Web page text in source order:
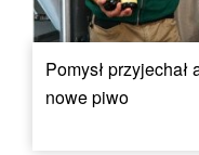
Pomysł
nowe piwo